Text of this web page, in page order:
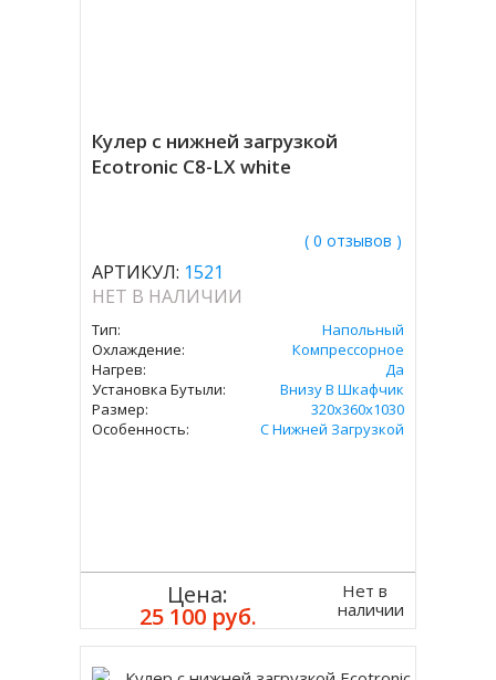
Кулер с нижней загрузкой
Ecotronic C8-LX white
( 0 отзывов )
АРТИКУЛ: 1521
НЕТ В НАЛИЧИИ
Тип:
Напольный
Охлаждение:
Компрессорное
Нагрев:
Да
Установка Бутыли:
Внизу В Шкафчик
Размер:
320x360х1030
Особенность:
С Нижней Загрузкой
Цена:
25 100 руб.
Нет в
наличии